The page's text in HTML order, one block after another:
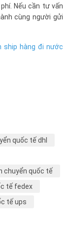
Nếu cần tư vấn
cùng người gửi
ship hàng đi nước
quốc tế dhl
chuyển quốc tế
tế fedex
tế ups